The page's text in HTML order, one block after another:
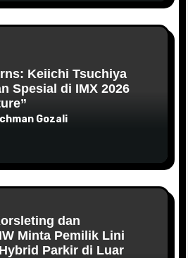
Keiichi Tsuchiya
Spesial di IMX 2026
Gozali
dan
Minta Pemilik Lini
Parkir di Luar